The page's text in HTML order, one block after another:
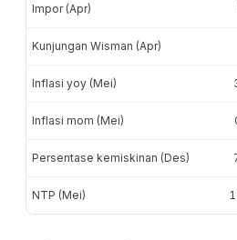
Impor (Apr)
Kunjungan Wisman (Apr)
Inflasi yoy (Mei)
Inflasi mom (Mei)
Persentase kemiskinan (Des)
NTP (Mei)